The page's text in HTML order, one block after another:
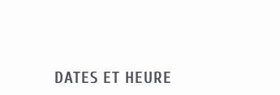
DATES ET HEURE